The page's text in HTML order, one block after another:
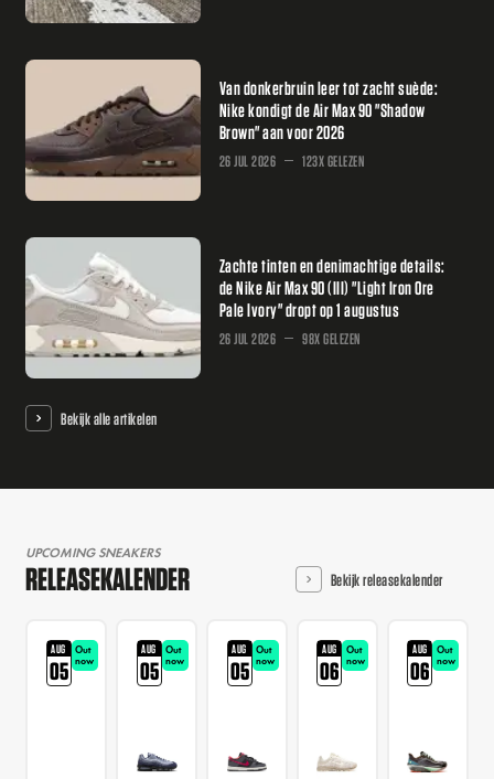
Van donkerbruin leer tot zacht suède:
Nike kondigt de Air Max 90 "Shadow
Brown" aan voor 2026
26 JUL 2026 123X GELEZEN
Zachte tinten en denimachtige details:
de Nike Air Max 90 (III) "Light Iron Ore
Pale Ivory" dropt op 1 augustus
26 JUL 2026 98X GELEZEN
Bekijk alle artikelen
UPCOMING SNEAKERS
RELEASEKALENDER Bekijk releasekalender
AUG
05
Out
now
AUG
05
Out
now
AUG
05
Out
now
AUG
06
Out
now
AUG
06
Out
now